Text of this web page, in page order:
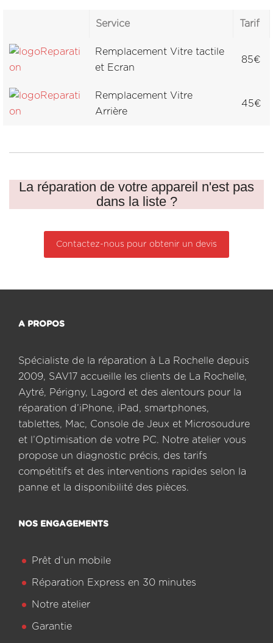
Service Tarif
Remplacement Vitre tactile
et Ecran
85€
Remplacement Vitre
Arrière
45€
La réparation de votre appareil n'est pas
dans la liste ?
Contactez-nous pour obtenir un devis
A PROPOS
Spécialiste de la réparation à La Rochelle depuis
2009, SAV17 accueille les clients de La Rochelle,
Aytré, Périgny, Lagord et des alentours pour la
réparation d’iPhone, iPad, smartphones,
tablettes, Mac, Console de Jeux et Microsoudure
et l’Optimisation de votre PC. Notre atelier vous
propose un diagnostic précis, des tarifs
compétitifs et des interventions rapides selon la
panne et la disponibilité des pièces.
NOS ENGAGEMENTS
Prêt d’un mobile
Réparation Express en 30 minutes
Notre atelier
Garantie